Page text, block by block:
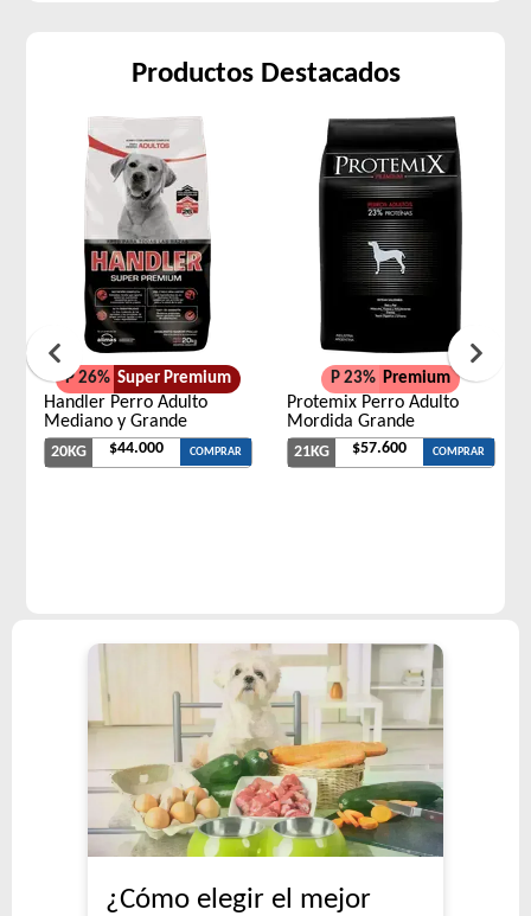
Productos Destacados
P 26% Super Premium
Handler Perro Adulto
Mediano y Grande
20KG $44.000 COMPRAR
P 23% Premium
Protemix Perro Adulto
Mordida Grande
21KG $57.600 COMPRAR
¿Cómo elegir el mejor